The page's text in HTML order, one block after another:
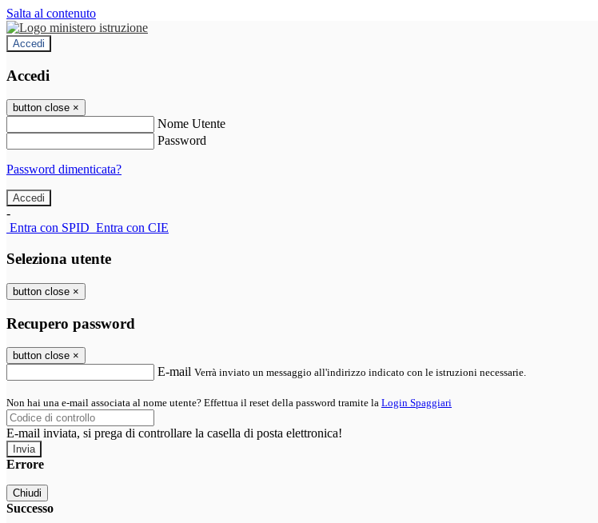
Salta al contenuto
Accedi
Accedi
button close ×
Nome Utente
Password
Password dimenticata?
-
Entra con SPID Entra con CIE
Seleziona utente
button close ×
Recupero password
button close ×
E-mail Verrà inviato un messaggio all'indirizzo indicato con le istruzioni necessarie.
Non hai una e-mail associata al nome utente? Effettua il reset della password tramite la Login Spaggiari
E-mail inviata, si prega di controllare la casella di posta elettronica!
Errore
Chiudi
Successo